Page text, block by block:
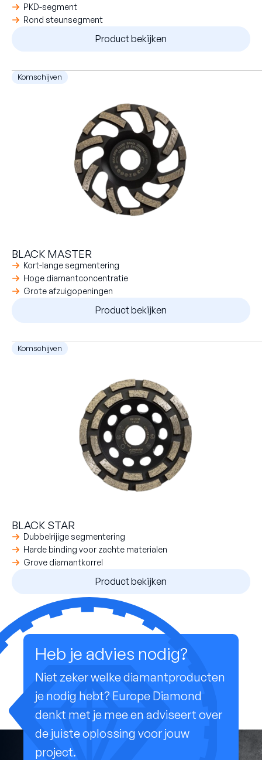
PKD-segment
Rond steunsegment
Product bekijken
Komschijven
BLACK MASTER
Kort-lange segmentering
Hoge diamantconcentratie
Grote afzuigopeningen
Product bekijken
Komschijven
BLACK STAR
Dubbelrijige segmentering
Harde binding voor zachte materialen
Grove diamantkorrel
Product bekijken
Heb je advies nodig?
Niet zeker welke diamantproducten
je nodig hebt? Europe Diamond
denkt met je mee en adviseert over
de juiste oplossing voor jouw
project.